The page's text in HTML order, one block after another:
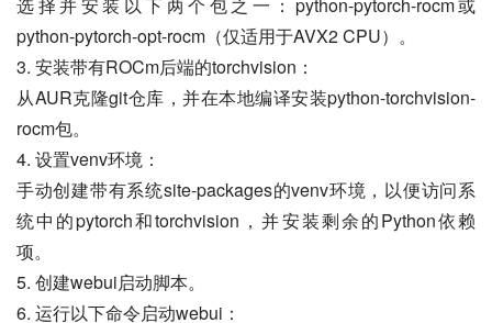
python-pytorch-opt-rocm（仅适用于AVX2 CPU）。
3. 安装带有ROCm后端的torchvision：
从AUR克隆git仓库，并在本地编译安装python-torchvision-
rocm包。
4. 设置venv环境：
手动创建带有系统site-packages的venv环境，以便访问系
统中的pytorch和torchvision，并安装剩余的Python依赖
项。
5. 创建webui启动脚本。
6. 运行以下命令启动webui：